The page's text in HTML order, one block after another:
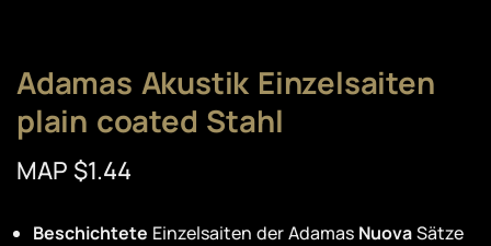
Adamas Akustik Einzelsaiten
plain coated Stahl
MAP $1.44
Beschichtete Einzelsaiten der Adamas NuovaSätze